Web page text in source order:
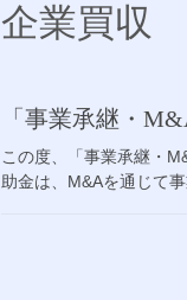
企業買収
「事業承継・
この度、「事業承継・
助金は、M&Aを通じて